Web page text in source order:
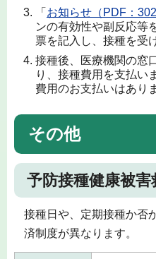
「 お知らせ（PDF：
ンの有効性や副反応等
票を記入し、接種を受
接種後、医療機関の窓
り、接種費用を支払い
費用のお支払いはあり
その他
予防接種健康被害
接種日や、定期接種か否
済制度が異なります。